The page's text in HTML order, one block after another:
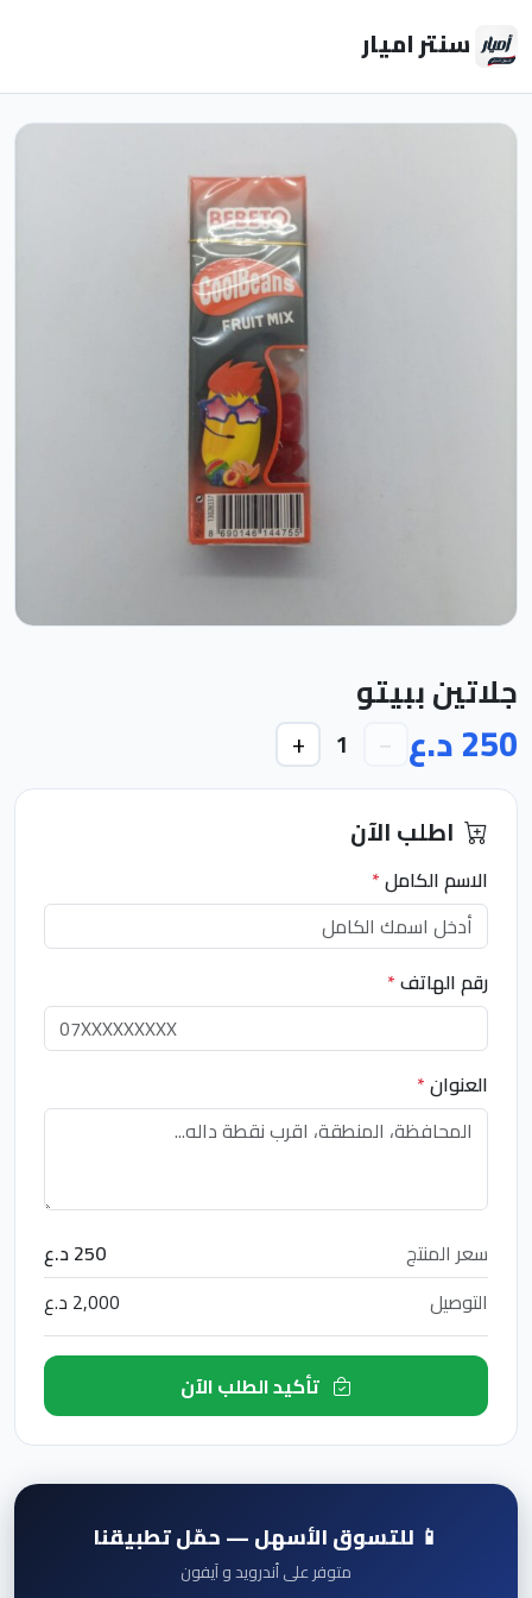
سنتر اميار
جلاتين ببيتو
250 د.ع −
1
+
اطلب الآن
الاسم الكامل*
رقم الهاتف*
العنوان*
سعر المنتج
250 د.ع
التوصيل
2,000 د.ع
📱 للتسوق الأسهل — حمّل تطبيقنا
متوفر على أندرويد و آيفون